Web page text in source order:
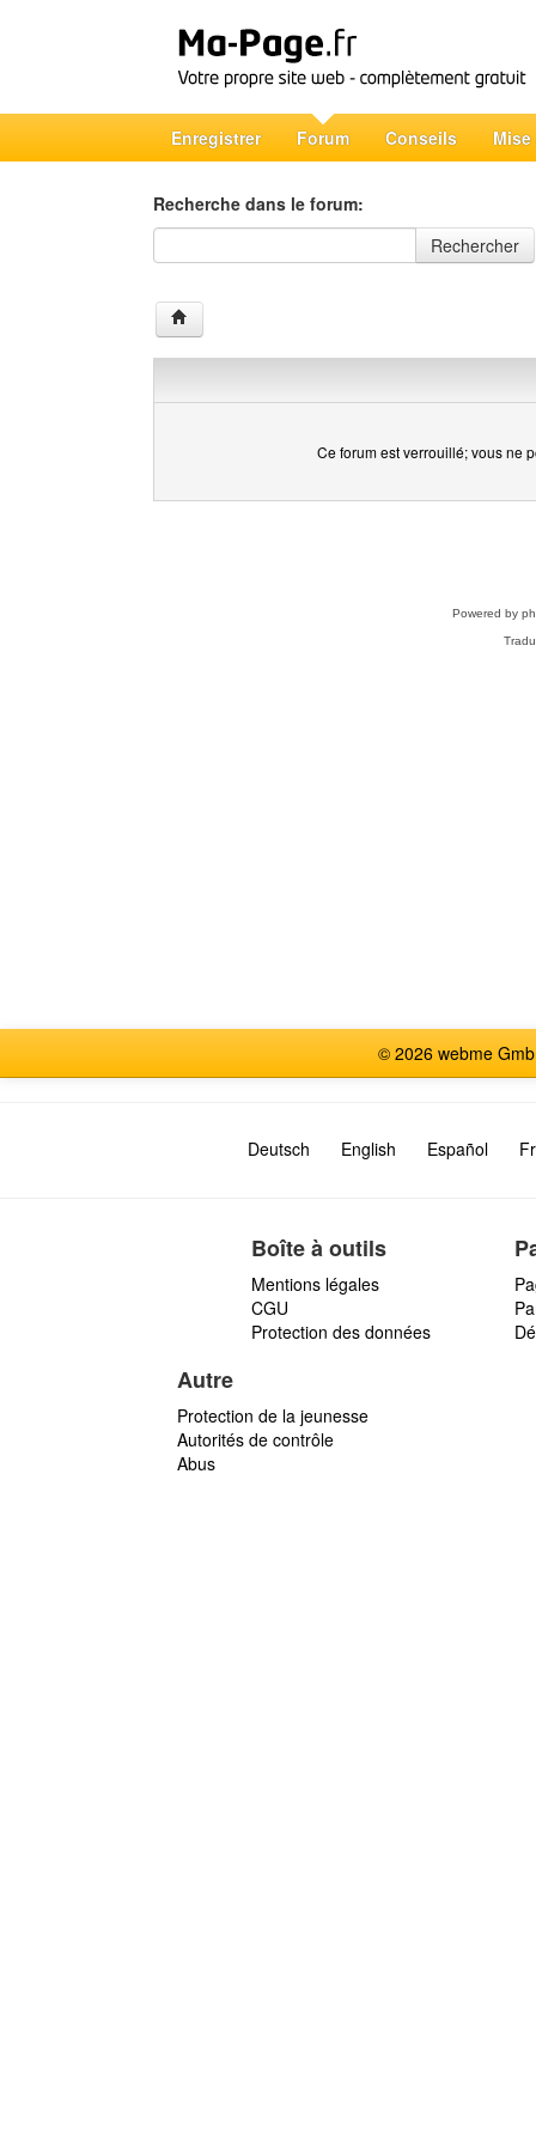
Enregistrer Forum Conseils Mise
Recherche dans le forum:
Recherche dans le forum
Rechercher
Ce forum est verrouillé; vous ne
Powered by
© 2026 webme
Deutsch English Español
Boîte à outils
Mentions légales
CGU
Protection des données
Autre
Protection de la jeunesse
Autorités de contrôle
Abus